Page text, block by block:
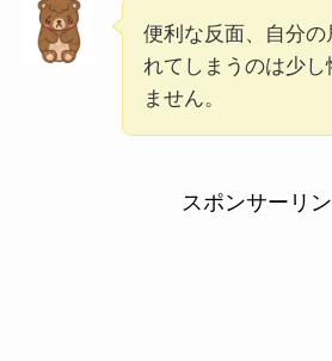
便利な反面、自分の
れてしまうのは少
ません。
スポンサーリ